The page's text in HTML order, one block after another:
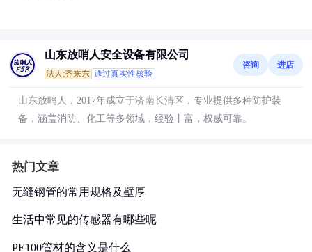
山东放哨人安全设备有限公司
法人:齐来东 通过真实性核验
咨询 进店
山东放哨人，2017年成立于济南长清区，专业提供多种防护装
备，涵盖消防、化工等多领域，经验丰富，权威可靠。
热门文章
无缝钢管的常用规格及壁厚
生活中常见的传感器有哪些呢
PE100管材的含义是什么